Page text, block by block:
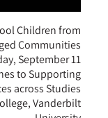
Children from
Communities
September 11
to Supporting
across Studies
Vanderbilt